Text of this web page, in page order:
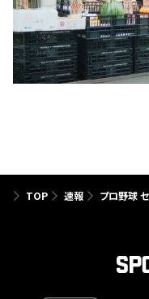
TOP 速報 プロ野球